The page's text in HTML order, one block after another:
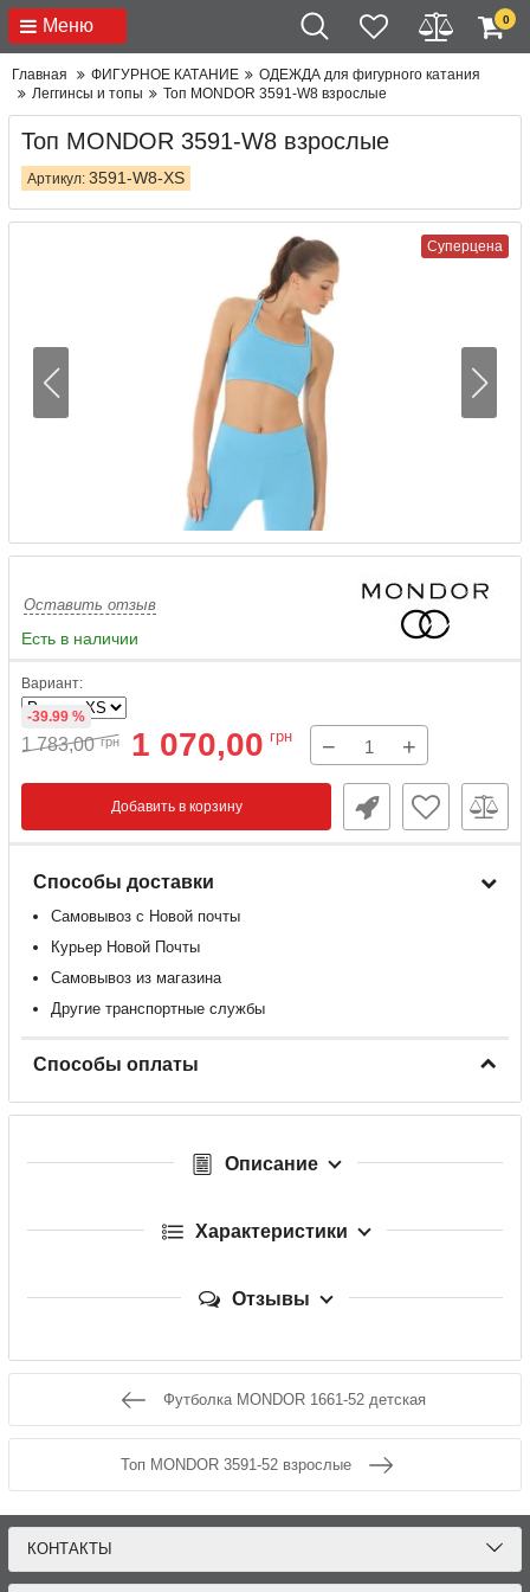
Меню 0
Главная ФИГУРНОЕ КАТАНИЕ
ОДЕЖДА для фигурного катания
Леггинсы и топы
Топ MONDOR 3591-W8 взрослые
Топ MONDOR 3591-W8 взрослые
Артикул: 3591-W8-XS
Суперцена
Оставить отзыв
Есть в наличии
Вариант:
1 783,00 грн 1 070,00 грн
-39.99 %
− +
Добавить в корзину
Способы доставки
Самовывоз с Новой почты
Курьер Новой Почты
Самовывоз из магазина
Другие транспортные службы
Способы оплаты
Описание
Характеристики
Отзывы
Футболка MONDOR 1661-52 детская
Топ MONDOR 3591-52 взрослые
КОНТАКТЫ